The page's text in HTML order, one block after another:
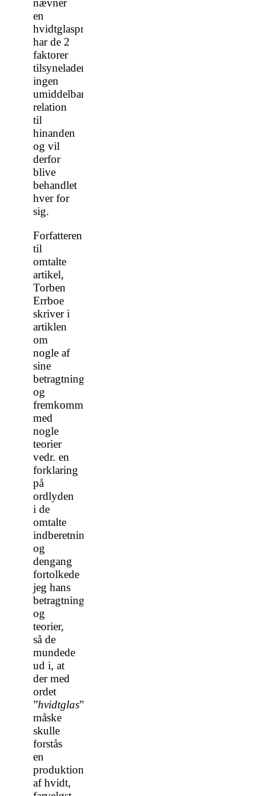
nævner
en
hvidtglasproduktion,
har de 2
faktorer
tilsyneladende
ingen
umiddelbar
relation
til
hinanden
og vil
derfor
blive
behandlet
hver for
sig.
Forfatteren
til
omtalte
artikel,
Torben
Errboe
skriver i
artiklen
om
nogle af
sine
betragtninger
og
fremkommer
med
nogle
teorier
vedr. en
forklaring
på
ordlyden
i de
omtalte
indberetninger,
og
dengang
fortolkede
jeg hans
betragtninger
og
teorier,
så de
mundede
ud i, at
der med
ordet
”hvidtglas”
måske
skulle
forstås
en
produktion
af hvidt,